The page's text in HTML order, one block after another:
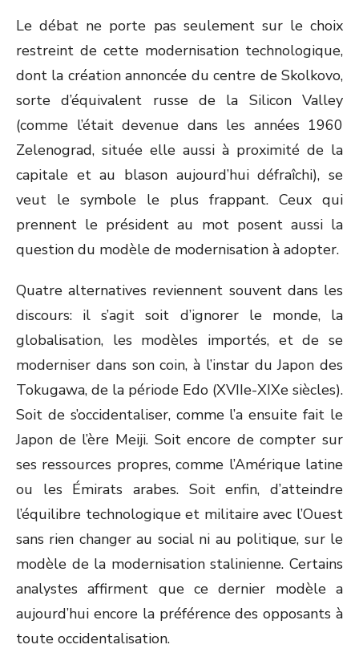
Le débat ne porte pas seulement sur le choix
restreint de cette modernisation technologique,
dont la création annoncée du centre de Skolkovo,
sorte d’équivalent russe de la Silicon Valley
(comme l’était devenue dans les années 1960
Zelenograd, située elle aussi à proximité de la
capitale et au blason aujourd’hui défraîchi), se
veut le symbole le plus frappant. Ceux qui
prennent le président au mot posent aussi la
question du modèle de modernisation à adopter.
Quatre alternatives reviennent souvent dans les
discours: il s’agit soit d’ignorer le monde, la
globalisation, les modèles importés, et de se
moderniser dans son coin, à l’instar du Japon des
Tokugawa, de la période Edo (XVIIe-XIXe siècles).
Soit de s’occidentaliser, comme l’a ensuite fait le
Japon de l’ère Meiji. Soit encore de compter sur
ses ressources propres, comme l’Amérique latine
ou les Émirats arabes. Soit enfin, d’atteindre
l’équilibre technologique et militaire avec l’Ouest
sans rien changer au social ni au politique, sur le
modèle de la modernisation stalinienne. Certains
analystes affirment que ce dernier modèle a
aujourd’hui encore la préférence des opposants à
toute occidentalisation.